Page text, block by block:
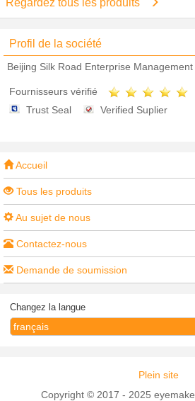
Regardez tous les produits
Profil de la société
Beijing Silk Road Enterprise
Fournisseurs vérifié
Trust Seal
Verified Suplier
Accueil
Tous les produits
Au sujet de nous
Contactez-nous
Demande de soumission
Changez la langue
Plein site
Copyright © 2017 - 2025